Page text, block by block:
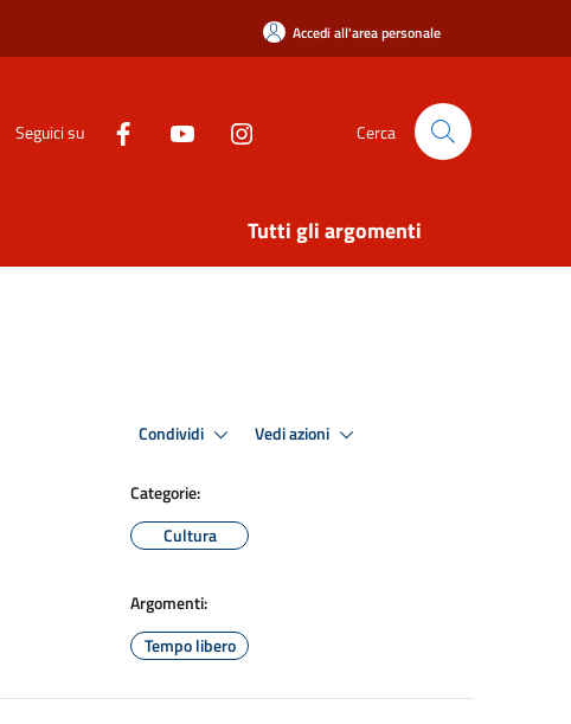
Accedi all'area personale
Seguici su Cerca
Tutti gli argomenti
Condividi Vedi azioni
Categorie:
Cultura
Argomenti:
Tempo libero